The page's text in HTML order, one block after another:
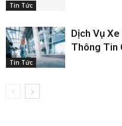
Tin Tức
Tin Tức
Dịch Vụ
Thông Tin